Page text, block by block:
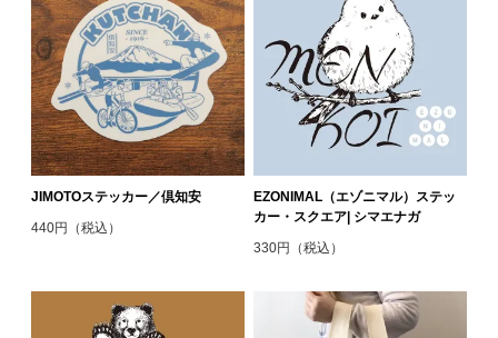
JIMOTOステッカー／倶知安
440円（税込）
EZONIMAL（エゾニマル）ステッ
カー・スクエア| シマエナガ
330円（税込）